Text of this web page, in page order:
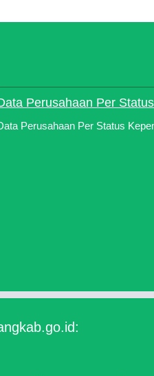
Perusahaan Per
Perusahaan Per Status